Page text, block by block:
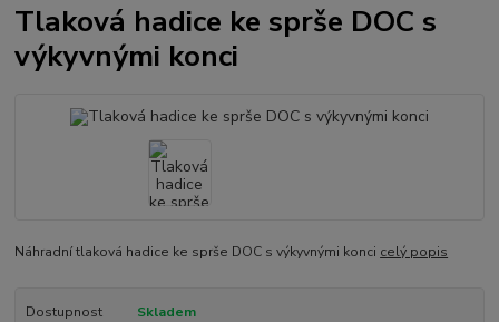
Tlaková hadice ke sprše DOC s
výkyvnými konci
Náhradní tlaková hadice ke sprše DOC s výkyvnými konci celý popis
Dostupnost Skladem